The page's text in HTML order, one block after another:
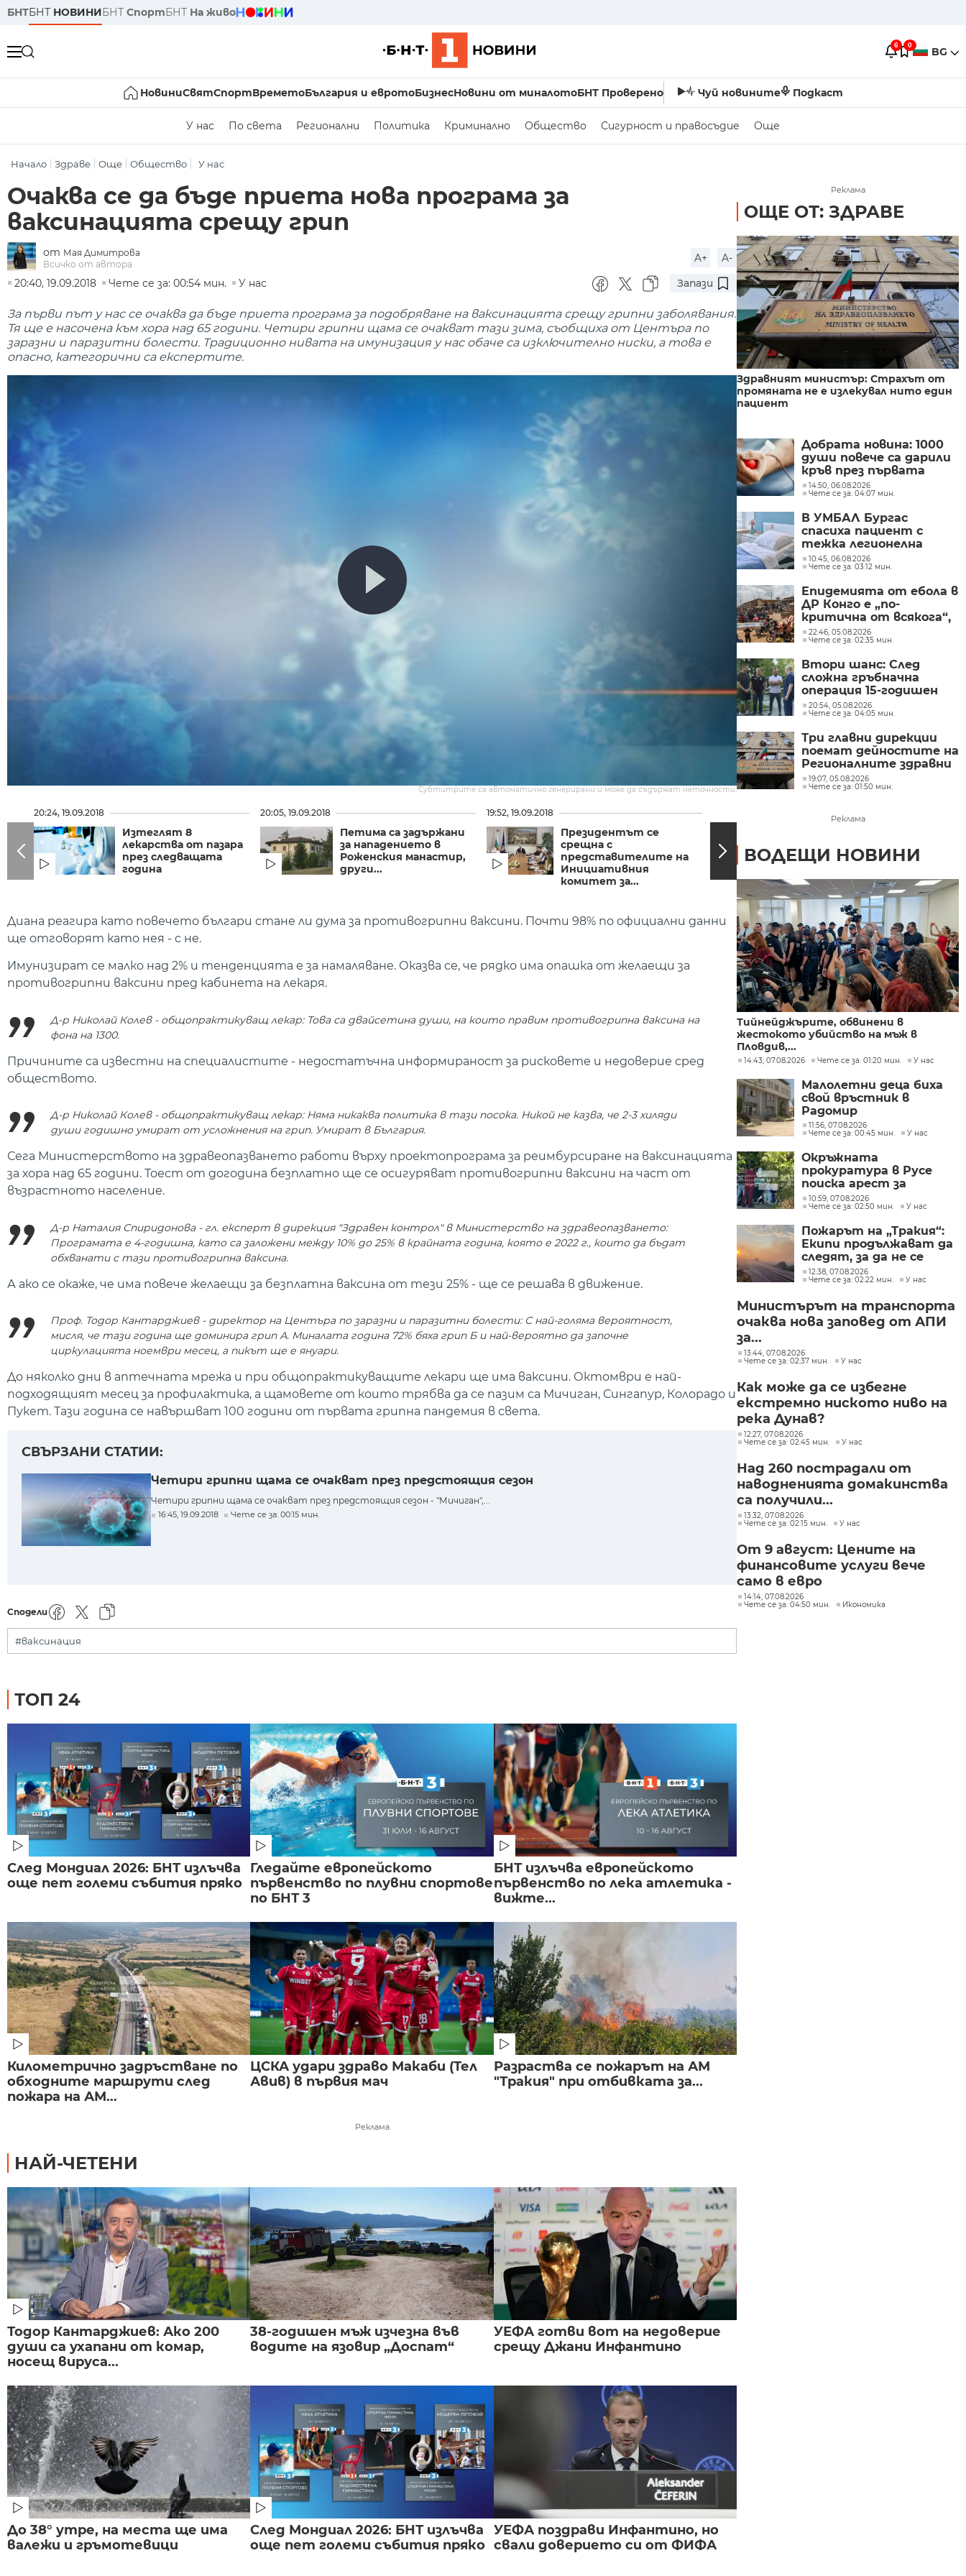
БНТБНТ НОВИНИБНТ СпортБНТ На живо
6 0 BG
НовиниСвятСпортВреметоБългария и евротоБизнесНовини от миналотоБНТ Проверено Чуй новините Подкаст
У нас По света Регионални Политика Криминално Общество Сигурност и правосъдие Още
Начало Здраве Още Общество У нас
Очаква се да бъде приета нова програма за
ваксинацията срещу грип
от Мая Димитрова
Всичко от автора
A+
A-
20:40, 19.09.2018
Чете се за: 00:54 мин. У нас Запази
За първи път у нас се очаква да бъде приета програма за подобряване на ваксинацията срещу грипни заболявания.
Тя ще е насочена към хора над 65 години. Четири грипни щама се очакват тази зима, съобщиха от Центъра по
заразни и паразитни болести. Традиционно нивата на имунизация у нас обаче са изключително ниски, а това е
опасно, категорични са експертите.
Субтитрите са автоматично генерирани и може да съдържат неточности.
20:24, 19.09.2018
Изтеглят 8
лекарства от пазара
през следващата
година
20:05, 19.09.2018
Петима са задържани
за нападението в
Роженския манастир,
други...
19:52, 19.09.2018
​Президентът се
срещна с
представителите на
Инициативния
комитет за...
процедура за
на...
Диана реагира като повечето българи стане ли дума за противогрипни ваксини. Почти 98% по официални данни
ще отговорят като нея - с не.
Имунизират се малко над 2% и тенденцията е за намаляване. Оказва се, че рядко има опашка от желаещи за
противогрипни ваксини пред кабинета на лекаря.
Д-р Николай Колев - общопрактикуващ лекар: Това са двайсетина души, на които правим противогрипна ваксина на
фона на 1300.
Причините са известни на специалистите - недостатъчна информираност за рисковете и недоверие сред
обществото.
Д-р Николай Колев - общопрактикуващ лекар: Няма никаква политика в тази посока. Никой не казва, че 2-3 хиляди
души годишно умират от усложнения на грип. Умират в България.
Сега Министерството на здравеопазването работи върху проектопрограма за реимбурсиране на ваксинацията
за хора над 65 години. Тоест от догодина безплатно ще се осигуряват противогрипни ваксини на част от
възрастното население.
Д-р Наталия Спиридонова - гл. експерт в дирекция "Здравен контрол" в Министерство на здравеопазването:
Програмата е 4-годишна, като са заложени между 10% до 25% в крайната година, която е 2022 г., които да бъдат
обхванати с тази противогрипна ваксина.
А ако се окаже, че има повече желаещи за безплатна ваксина от тези 25% - ще се решава в движение.
Проф. Тодор Кантарджиев - директор на Центъра по заразни и паразитни болести: С най-голяма вероятност,
мисля, че тази година ще доминира грип А. Миналата година 72% бяха грип Б и най-вероятно да започне
циркулацията ноември месец, а пикът ще е януари.
До няколко дни в аптечната мрежа и при общопрактикуващите лекари ще има ваксини. Октомври е най-
подходящият месец за профилактика, а щамовете от които трябва да се пазим са Мичиган, Сингапур, Колорадо и
Пукет. Тази година се навършват 100 години от първата грипна пандемия в света.
СВЪРЗАНИ СТАТИИ:
Четири грипни щама се очакват през предстоящия сезон
Четири грипни щама се очакват през предстоящия сезон - "Мичиган",...
16:45, 19.09.2018 Чете се за: 00:15 мин.
Сподели
#ваксинация
ТОП 24
След Мондиал 2026: БНТ излъчва
още пет големи събития пряко
Гледайте европейското
първенство по плувни спортове
по БНТ 3
БНТ излъчва европейското
първенство по лека атлетика -
вижте...
Километрично задръстване по
обходните маршрути след
пожара на АМ...
ЦСКА удари здраво Макаби (Тел
Авив) в първия мач
Разраства се пожарът на АМ
"Тракия" при отбивката за...
Реклама
НАЙ-ЧЕТЕНИ
Тодор Кантарджиев: Ако 200
души са ухапани от комар,
носещ вируса...
38-годишен мъж изчезна във
водите на язовир „Доспат“
УЕФА готви вот на недоверие
срещу Джани Инфантино
До 38° утре, на места ще има
валежи и гръмотевици
След Мондиал 2026: БНТ излъчва
още пет големи събития пряко
УЕФА поздрави Инфантино, но
свали доверието си от ФИФА
Реклама
ОЩЕ ОТ: ЗДРАВЕ
Здравният министър: Страхът от
промяната не е излекувал нито един
пациент
Добрата новина: 1000
души повече са дарили
кръв през първата
половина на 2026 г.
14:50, 06.08.2026
Чете се за: 04:07 мин.
В УМБАЛ Бургас
спасиха пациент с
тежка легионелна
инфекция
10:45, 06.08.2026
Чете се за: 03:12 мин.
Епидемията от ебола в
ДР Конго е „по-
критична от всякога“,
съобщиха от „Лекари
без граници“
22:46, 05.08.2026
Чете се за: 02:35 мин.
Втори шанс: След
сложна гръбначна
операция 15-годишен
състезател по борба
отново е на крака
20:54, 05.08.2026
Чете се за: 04:05 мин.
Три главни дирекции
поемат дейностите на
Регионалните здравни
инспекции
19:07, 05.08.2026
Чете се за: 01:50 мин.
Реклама
ВОДЕЩИ НОВИНИ
Тийнейджърите, обвинени в
жестокото убийство на мъж в
Пловдив,...
14:43, 07.08.2026 Чете се за: 01:20 мин. У нас
Малолетни деца биха
свой връстник в
Радомир
11:56, 07.08.2026
Чете се за: 00:45 мин.
У нас
Окръжната
прокуратура в Русе
поиска арест за
петима от
участниците в
разбитата
лаборатория за
фентанил
10:59, 07.08.2026
Чете се за: 02:50 мин.
У нас
Пожарът на „Тракия“:
Екипи продължават да
следят, за да не се
разпространява
огънят
12:38, 07.08.2026
Чете се за: 02:22 мин.
У нас
Министърът на транспорта
очаква нова заповед от АПИ
за...
13:44, 07.08.2026
Чете се за: 02:37 мин.
У нас
Как може да се избегне
екстремно ниското ниво на
река Дунав?
12:27, 07.08.2026
Чете се за: 02:45 мин.
У нас
Над 260 пострадали от
наводненията домакинства
са получили...
13:32, 07.08.2026
Чете се за: 02:15 мин.
У нас
От 9 август: Цените на
финансовите услуги вече
само в евро
14:14, 07.08.2026
Чете се за: 04:50 мин.
Икономика